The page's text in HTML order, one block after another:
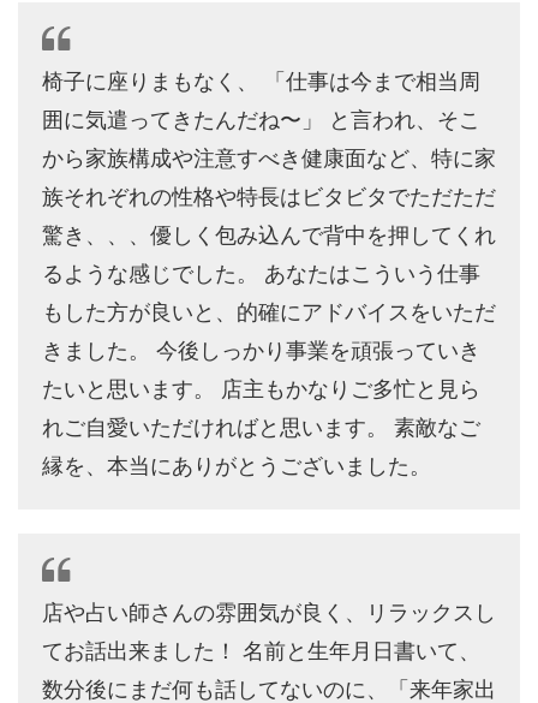
椅子に座りまもなく、 「仕事は今まで相当周
囲に気遣ってきたんだね〜」 と言われ、そこ
から家族構成や注意すべき健康面など、特に家
族それぞれの性格や特長はビタビタでただただ
驚き、、、優しく包み込んで背中を押してくれ
るような感じでした。 あなたはこういう仕事
もした方が良いと、的確にアドバイスをいただ
きました。 今後しっかり事業を頑張っていき
たいと思います。 店主もかなりご多忙と見ら
れご自愛いただければと思います。 素敵なご
縁を、本当にありがとうございました。
店や占い師さんの雰囲気が良く、リラックスし
てお話出来ました！ 名前と生年月日書いて、
数分後にまだ何も話してないのに、「来年家出